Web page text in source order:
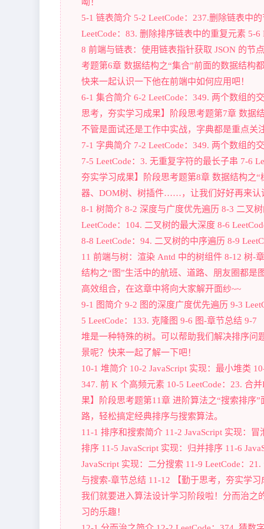
5-1 链表简介 5-2 LeetCode：237.删除链表中
LeetCode：83. 删除排序链表中的重复元素 5-
8 前端与链表：使用链表指针获取 JSON 的节
考题第6章 数据结构之“集合”前面的数据结
快来一起认识一下他在前端中如何应用吧！
6-1 集合简介 6-2 LeetCode：349. 两个数组的
思考，夯实学习成果】阶段思考题第7章 数据
不管是面试还是工作中实战，字典都是重点关
7-1 字典简介 7-2 LeetCode：349. 两个数组的
7-5 LeetCode：3. 无重复字符的最长子串 7-6
夯实学习成果】阶段思考题第8章 数据结构之
器、DOM树、树插件……，让我们好好再来认
8-1 树简介 8-2 深度与广度优先遍历 8-3 二叉
LeetCode：104. 二叉树的最大深度 8-6
8-8 LeetCode：94. 二叉树的中序遍历 8-9
11 前端与树：渲染 Antd 中的树组件 8-12 树-
结构之“图”生活中的航班、道路、朋友圈都是
高效组合，在这章中将向大家解开面纱~~
9-1 图简介 9-2 图的深度广度优先遍历 9-3
5 LeetCode：133. 克隆图 9-6 图-章节总结 9-
堆是一种特殊的树。可以帮助我们解决排序问
景呢？快来一起了解一下吧！
10-1 堆简介 10-2 JavaScript 实现：最小堆类
347. 前 K 个高频元素 10-5 LeetCode：23. 合
果】阶段思考题第11章 进阶算法之“搜索排序
路，轻松搞定经典排序与搜索算法。
11-1 排序和搜索简介 11-2 JavaScript 实现：
排序 11-5 JavaScript 实现：归并排序 11-6
JavaScript 实现：二分搜索 11-9 LeetCode：
与搜索-章节总结 11-12 【勤于思考，夯实学
我们就要进入算法设计学习阶段啦！分而治之
习的乐趣！